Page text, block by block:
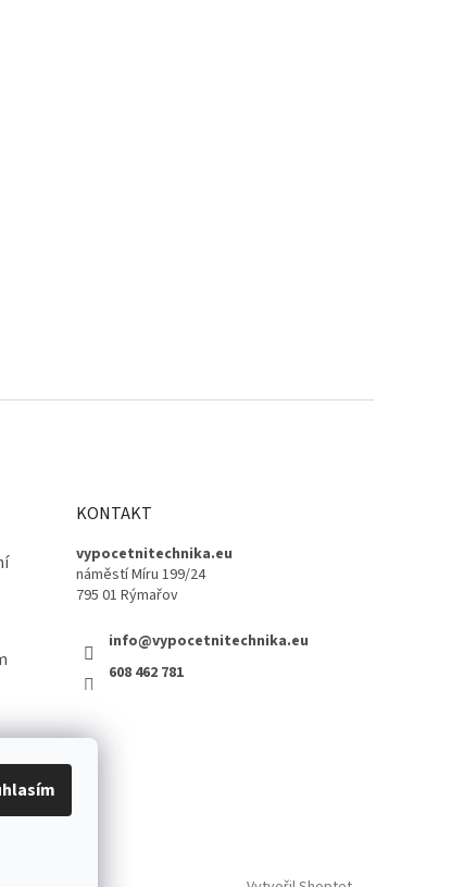
KONTAKT
vypocetnitechnika.eu
náměstí Míru 199/24
795 01 Rýmařov
info@vypocetnitechnika.eu
608 462 781